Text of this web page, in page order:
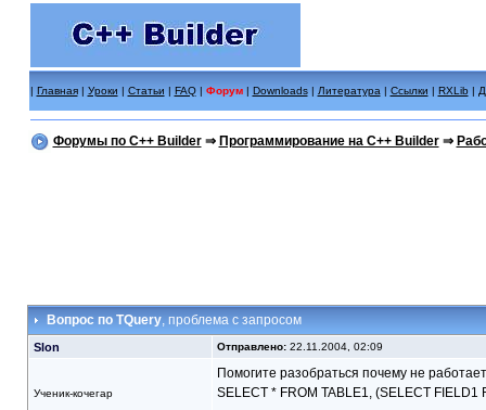
| Главная| Уроки | Статьи | FAQ| Форум | Downloads| Литература | Ссылки | RXLib |
Форумы по C++ Builder⇒ Программирование на C++ Builder⇒
Вопрос по TQuery, проблема с запросом
Slon Отправлено:22.11.2004, 02:09
Ученик-кочегар
Помогите разобраться почему не
SELECT * FROM TABLE1, (SELECT FIELD1